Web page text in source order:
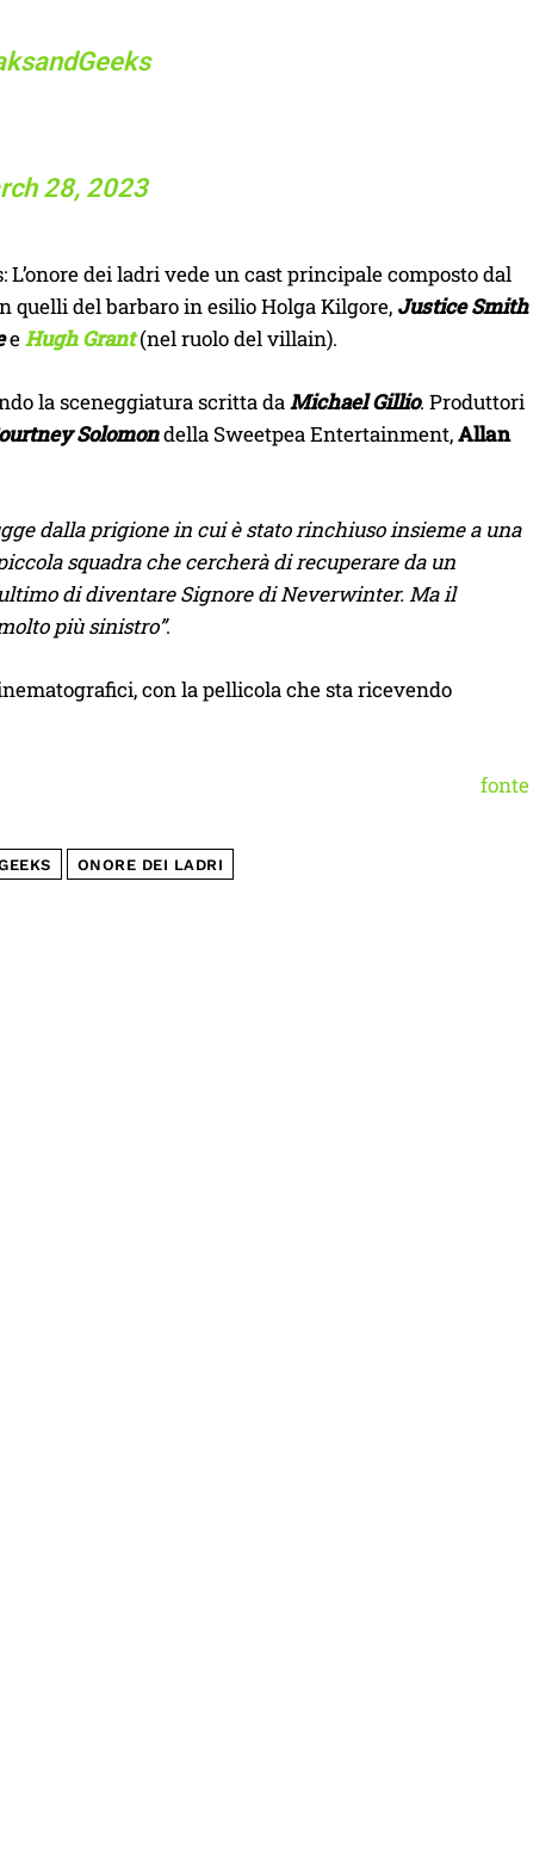
28, 2023
L’onore dei ladri vede un cast principale composto dal
quelli del barbaro in esilio Holga Kilgore, Justice Smith
eHugh Grant (nel ruolo del villain).
la sceneggiatura scritta daMichael Gillio. Produttori
Solomondella Sweetpea Entertainment,Allan
dalla prigione in cui è stato rinchiuso insieme a una
squadra che cercherà di recuperare da un
di diventare Signore di Neverwinter. Ma il
più sinistro”.
con la pellicola che sta ricevendo
fonte
ONORE DEI LADRI